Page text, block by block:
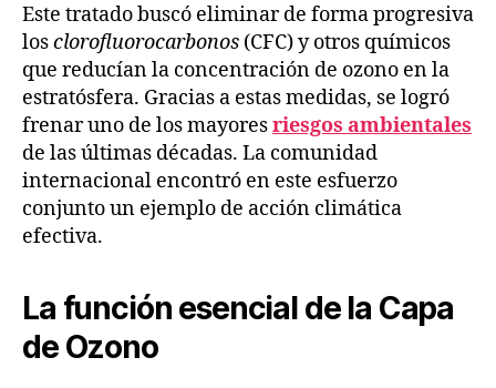
Este tratado buscó eliminar de forma progresiva
losclorofluorocarbonos (CFC) y otros químicos
que reducían la concentración de ozono en la
estratósfera. Gracias a estas medidas, se logró
frenar uno de los mayoresriesgos ambientales
de las últimas décadas. La comunidad
internacional encontró en este esfuerzo
conjunto un ejemplo de acción climática
efectiva.
La función esencial de la Capa
de Ozono